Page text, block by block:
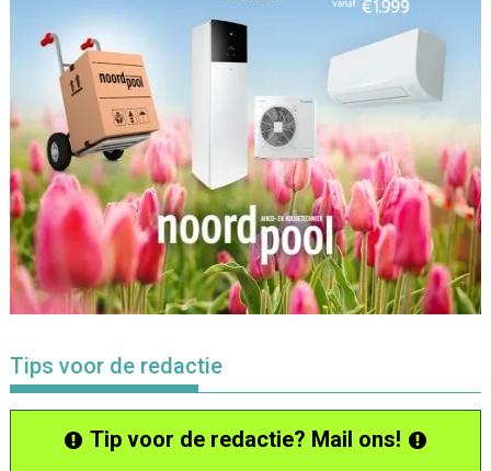
Tips voor de redactie
Tip voor de redactie? Mail ons!